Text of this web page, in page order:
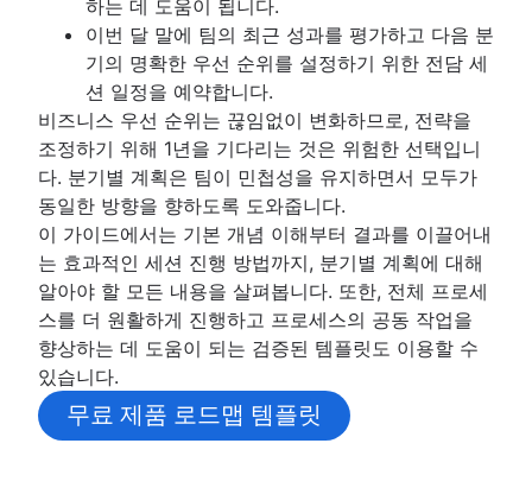
프로젝트 목표
Project milestones
프로젝트 산출물
수용 기준
이해 관계자 매핑: 정의, 이점 및 예시
프로젝트 범위
세 가지 제약 조건
비즈니스 케이스
개념 증명
제안서 개요
프로젝트 헌장 및 프로젝트 포스터 비교
개요
비전 및 미션 만들기
목표 유형
목표 설정 이론
OKR 예시
프로젝트 목표 예시
비용 편익 분석
비즈니스 모델 캔버스
지각 매핑의 이해
Goal management software
역할 및 책임
프로젝트 역할
프로젝트 관리자
프로젝트 리더
프로젝트 후원자
프로젝트 소유자
프로젝트 팀
RACI 차트
팀 헌장
구현 계획
조직도
프로젝트 계획
개요
프로젝트 계획 개발
작업 계획
프로젝트 조정
운영 계획
KPI
마케팅 계획
프로젝트 포트폴리오 관리
실현 가능성 조사
Project calendar
전략적 계획
개요
예제
연간 계획
분기별 계획
엔터프라이즈 계획
작업 우선 순위를 정하는 방법
에코시스템 매핑
목표 정렬
브랜드 런칭
브랜드 새단장 방법: 핵심 요소 및 주요 단계
하는 데 도움이 됩니다.
이번 달 말에 팀의 최근 성과를 평가하고 다음 분
기의 명확한 우선 순위를 설정하기 위한 전담 세
션 일정을 예약합니다.
비즈니스 우선 순위는 끊임없이 변화하므로, 전략을
조정하기 위해 1년을 기다리는 것은 위험한 선택입니
다. 분기별 계획은 팀이 민첩성을 유지하면서 모두가
동일한 방향을 향하도록 도와줍니다.
이 가이드에서는 기본 개념 이해부터 결과를 이끌어내
는 효과적인 세션 진행 방법까지, 분기별 계획에 대해
알아야 할 모든 내용을 살펴봅니다. 또한, 전체 프로세
스를 더 원활하게 진행하고 프로세스의 공동 작업을
향상하는 데 도움이 되는 검증된 템플릿도 이용할 수
있습니다.
무료 제품 로드맵 템플릿